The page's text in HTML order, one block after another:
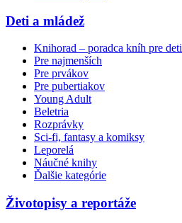
Deti a mládež
Knihorad – poradca kníh pre deti
Pre najmenších
Pre prvákov
Pre pubertiakov
Young Adult
Beletria
Rozprávky
Sci-fi, fantasy a komiksy
Leporelá
Náučné knihy
Ďalšie kategórie
Životopisy a reportáže